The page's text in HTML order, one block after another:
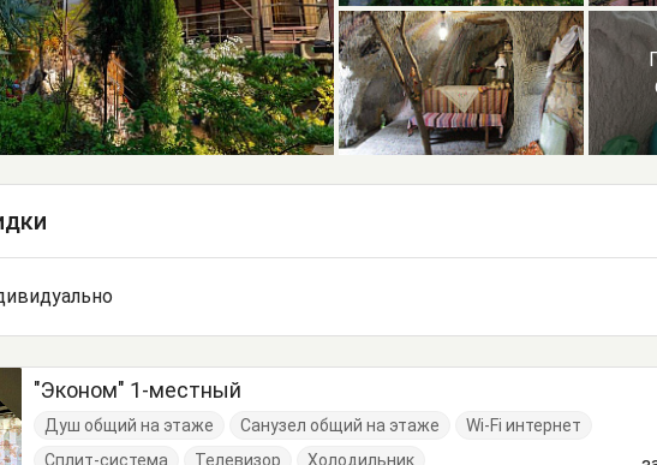
"Эконом" 1-местный
Душ общий на этаже Санузел общий на этаже
Wi-Fi интернет
Сплит-система
Телевизор
Холодильник